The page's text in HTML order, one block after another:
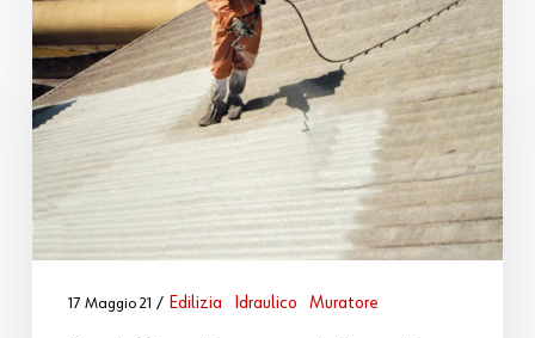
17 Maggio 21 Edilizia Idraulico Muratore